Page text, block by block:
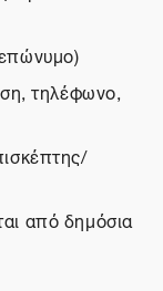
τηλέφωνο,
από δημόσια